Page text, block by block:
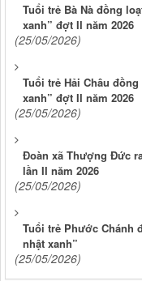
Tuổi trẻ Bà Nà đồng
xanh” đợt II năm 2026
(25/05/2026)
Tuổi trẻ Hải Châu
xanh” đợt II năm 2026
(25/05/2026)
Đoàn xã Thượng Đức
lần II năm 2026
(25/05/2026)
Tuổi trẻ Phước Chánh
nhật xanh”
(25/05/2026)